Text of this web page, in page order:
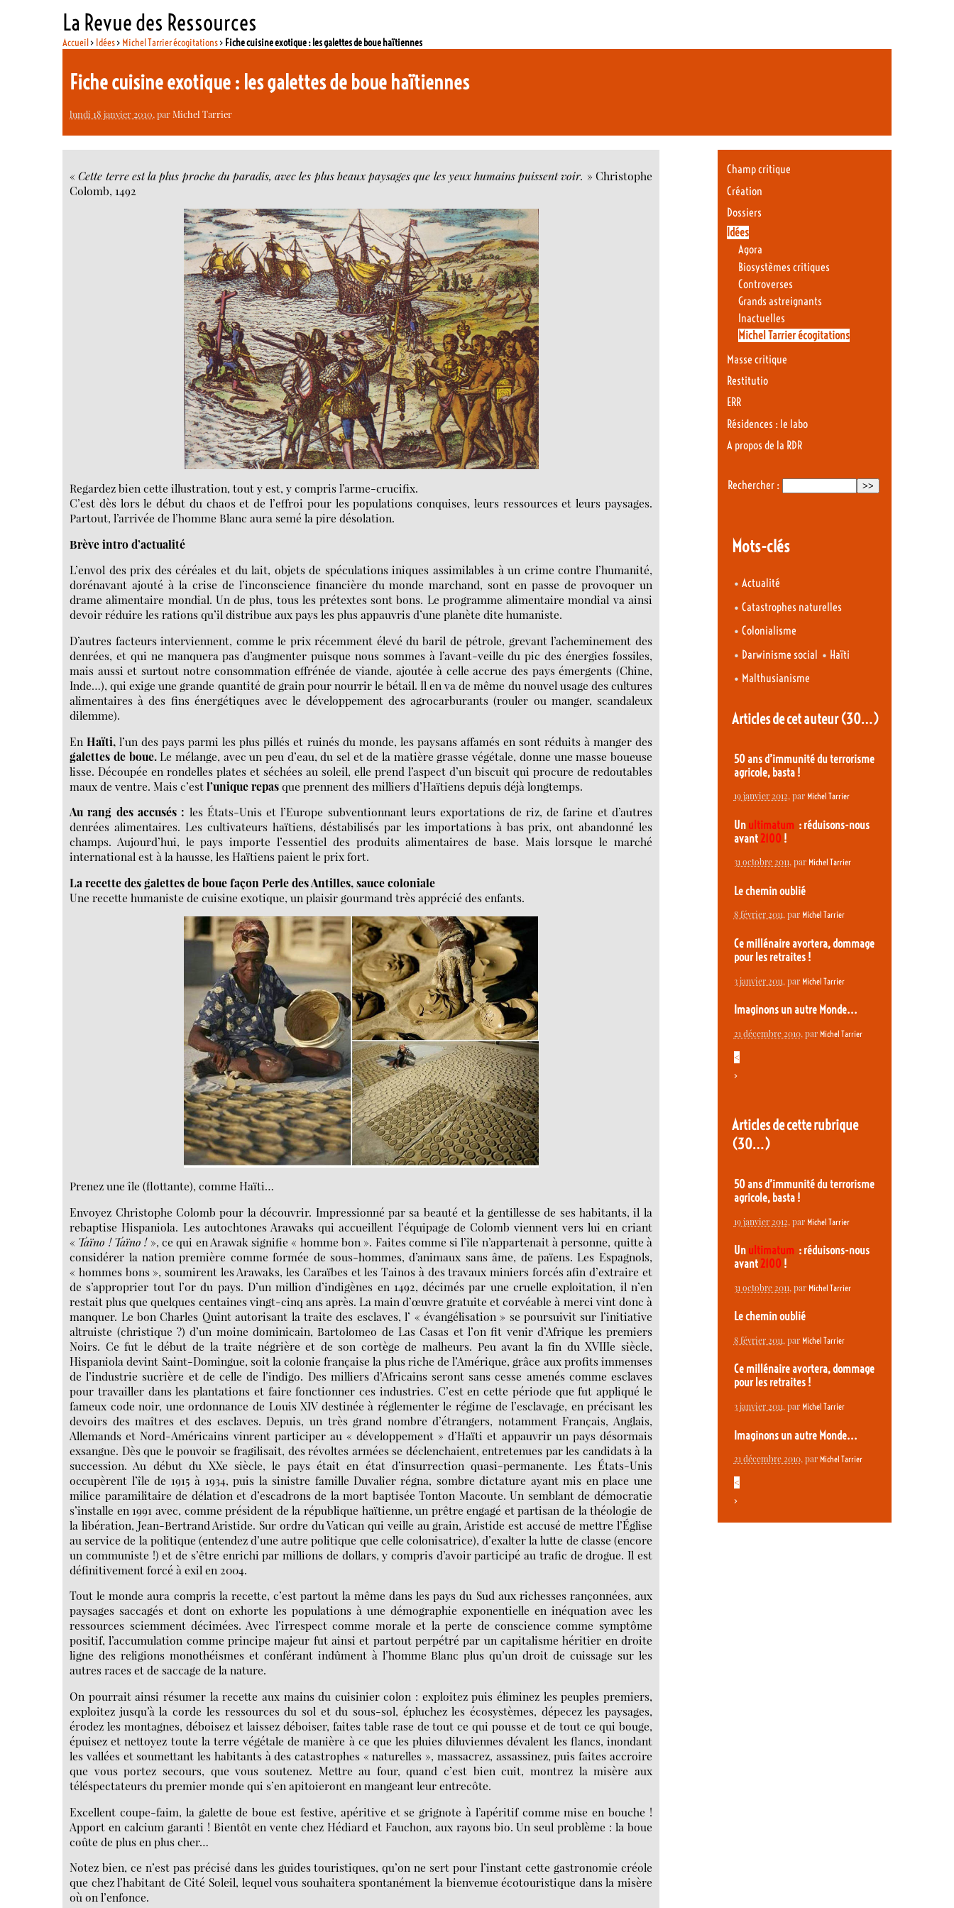
La Revue des Ressources
Accueil> Idées> Michel Tarrier écogitations> Fiche cuisine exotique : les galettes de boue haïtiennes
Fiche cuisine exotique : les galettes de boue haïtiennes
lundi 18 janvier 2010, parMichel Tarrier
«Cette terre est la plus proche du paradis, avec les plus beaux paysages que les yeux humains puissent voir. » Christophe
Colomb, 1492
Regardez bien cette illustration, tout y est, y compris l’arme-crucifix.
C’est dès lors le début du chaos et de l’effroi pour les populations conquises, leurs ressources et leurs paysages.
Partout, l’arrivée de l’homme Blanc aura semé la pire désolation.
Brève intro d’actualité
L’envol des prix des céréales et du lait, objets de spéculations iniques assimilables à un crime contre l’humanité,
dorénavant ajouté à la crise de l’inconscience financière du monde marchand, sont en passe de provoquer un
drame alimentaire mondial. Un de plus, tous les prétextes sont bons. Le programme alimentaire mondial va ainsi
devoir réduire les rations qu’il distribue aux pays les plus appauvris d’une planète dite humaniste.
D’autres facteurs interviennent, comme le prix récemment élevé du baril de pétrole, grevant l’acheminement des
denrées, et qui ne manquera pas d’augmenter puisque nous sommes à l’avant-veille du pic des énergies fossiles,
mais aussi et surtout notre consommation effrénée de viande, ajoutée à celle accrue des pays émergents (Chine,
Inde…), qui exige une grande quantité de grain pour nourrir le bétail. Il en va de même du nouvel usage des cultures
alimentaires à des fins énergétiques avec le développement des agrocarburants (rouler ou manger, scandaleux
dilemme).
EnHaïti, l’un des pays parmi les plus pillés et ruinés du monde, les paysans affamés en sont réduits à manger des
galettes de boue.Le mélange, avec un peu d’eau, du sel et de la matière grasse végétale, donne une masse boueuse
lisse. Découpée en rondelles plates et séchées au soleil, elle prend l’aspect d’un biscuit qui procure de redoutables
maux de ventre. Mais c’estl’unique repasque prennent des milliers d’Haïtiens depuis déjà longtemps.
Au rang des accusés : les États-Unis et l’Europe subventionnant leurs exportations de riz, de farine et d’autres
denrées alimentaires. Les cultivateurs haïtiens, déstabilisés par les importations à bas prix, ont abandonné les
champs. Aujourd’hui, le pays importe l’essentiel des produits alimentaires de base. Mais lorsque le marché
international est à la hausse, les Haïtiens paient le prix fort.
La recette des galettes de boue façon Perle des Antilles, sauce coloniale
Une recette humaniste de cuisine exotique, un plaisir gourmand très apprécié des enfants.
Prenez une île (flottante), comme Haïti…
Envoyez Christophe Colomb pour la découvrir. Impressionné par sa beauté et la gentillesse de ses habitants, il la
rebaptise Hispaniola. Les autochtones Arawaks qui accueillent l’équipage de Colomb viennent vers lui en criant
« Taïno ! Taïno !», ce qui en Arawak signifie « homme bon ». Faites comme si l’île n’appartenait à personne, quitte à
considérer la nation première comme formée de sous-hommes, d’animaux sans âme, de païens. Les Espagnols,
« hommes bons », soumirent les Arawaks, les Caraïbes et les Tainos à des travaux miniers forcés afin d’extraire et
de s’approprier tout l’or du pays. D’un million d’indigènes en 1492, décimés par une cruelle exploitation, il n’en
restait plus que quelques centaines vingt-cinq ans après. La main d’œuvre gratuite et corvéable à merci vint donc à
manquer. Le bon Charles Quint autorisant la traite des esclaves, l’ « évangélisation » se poursuivit sur l’initiative
altruiste (christique ?) d’un moine dominicain, Bartolomeo de Las Casas et l’on fit venir d’Afrique les premiers
Noirs. Ce fut le début de la traite négrière et de son cortège de malheurs. Peu avant la fin du XVIIIe siècle,
Hispaniola devint Saint-Domingue, soit la colonie française la plus riche de l’Amérique, grâce aux profits immenses
de l’industrie sucrière et de celle de l’indigo. Des milliers d’Africains seront sans cesse amenés comme esclaves
pour travailler dans les plantations et faire fonctionner ces industries. C’est en cette période que fut appliqué le
fameux code noir, une ordonnance de Louis XIV destinée à réglementer le régime de l’esclavage, en précisant les
devoirs des maîtres et des esclaves. Depuis, un très grand nombre d’étrangers, notamment Français, Anglais,
Allemands et Nord-Américains vinrent participer au « développement » d’Haïti et appauvrir un pays désormais
exsangue. Dès que le pouvoir se fragilisait, des révoltes armées se déclenchaient, entretenues par les candidats à la
succession. Au début du XXe siècle, le pays était en état d’insurrection quasi-permanente. Les États-Unis
occupèrent l’île de 1915 à 1934, puis la sinistre famille Duvalier régna, sombre dictature ayant mis en place une
milice paramilitaire de délation et d’escadrons de la mort baptisée Tonton Macoute. Un semblant de démocratie
s’installe en 1991 avec, comme président de la république haïtienne, un prêtre engagé et partisan de la théologie de
la libération, Jean-Bertrand Aristide. Sur ordre du Vatican qui veille au grain, Aristide est accusé de mettre l’Église
au service de la politique (entendez d’une autre politique que celle colonisatrice), d’exalter la lutte de classe (encore
un communiste !) et de s’être enrichi par millions de dollars, y compris d’avoir participé au trafic de drogue. Il est
définitivement forcé à exil en 2004.
Tout le monde aura compris la recette, c’est partout la même dans les pays du Sud aux richesses rançonnées, aux
paysages saccagés et dont on exhorte les populations à une démographie exponentielle en inéquation avec les
ressources sciemment décimées. Avec l’irrespect comme morale et la perte de conscience comme symptôme
positif, l’accumulation comme principe majeur fut ainsi et partout perpétré par un capitalisme héritier en droite
ligne des religions monothéismes et conférant indûment à l’homme Blanc plus qu’un droit de cuissage sur les
autres races et de saccage de la nature.
On pourrait ainsi résumer la recette aux mains du cuisinier colon : exploitez puis éliminez les peuples premiers,
exploitez jusqu’à la corde les ressources du sol et du sous-sol, épluchez les écosystèmes, dépecez les paysages,
érodez les montagnes, déboisez et laissez déboiser, faites table rase de tout ce qui pousse et de tout ce qui bouge,
épuisez et nettoyez toute la terre végétale de manière à ce que les pluies diluviennes dévalent les flancs, inondant
les vallées et soumettant les habitants à des catastrophes « naturelles », massacrez, assassinez, puis faites accroire
que vous portez secours, que vous soutenez. Mettre au four, quand c’est bien cuit, montrez la misère aux
téléspectateurs du premier monde qui s’en apitoieront en mangeant leur entrecôte.
Excellent coupe-faim, la galette de boue est festive, apéritive et se grignote à l’apéritif comme mise en bouche !
Apport en calcium garanti ! Bientôt en vente chez Hédiard et Fauchon, aux rayons bio. Un seul problème : la boue
coûte de plus en plus cher…
Notez bien, ce n’est pas précisé dans les guides touristiques, qu’on ne sert pour l’instant cette gastronomie créole
que chez l’habitant de Cité Soleil, lequel vous souhaitera spontanément la bienvenue écotouristique dans la misère
où on l’enfonce.
Champ critique
Création
Dossiers
Idées
Agora
Biosystèmes critiques
Controverses
Grands astreignants
Inactuelles
Michel Tarrier écogitations
Masse critique
Restitutio
ERR
Résidences : le labo
A propos de la RDR
Rechercher :
Mots-clés
• Actualité
• Catastrophes naturelles
• Colonialisme
• Darwinisme social • Haïti
• Malthusianisme
Articles de cet auteur(30…)
50 ans d’immunité du terrorisme
agricole, basta !
19 janvier 2012, par Michel Tarrier
Un ultimatum : réduisons-nous
avant 2100 !
31 octobre 2011, par Michel Tarrier
Le chemin oublié
8 février 2011, par Michel Tarrier
Ce millénaire avortera, dommage
pour les retraites !
3 janvier 2011, par Michel Tarrier
Imaginons un autre Monde...
21 décembre 2010, par Michel Tarrier
<
>
Articles de cette rubrique
(30…)
50 ans d’immunité du terrorisme
agricole, basta !
19 janvier 2012, par Michel Tarrier
Un ultimatum : réduisons-nous
avant2100 !
31 octobre 2011, par Michel Tarrier
Le chemin oublié
8 février 2011, par Michel Tarrier
Ce millénaire avortera, dommage
pour les retraites !
3 janvier 2011, par Michel Tarrier
Imaginons un autre Monde...
21 décembre 2010, par Michel Tarrier
<
>